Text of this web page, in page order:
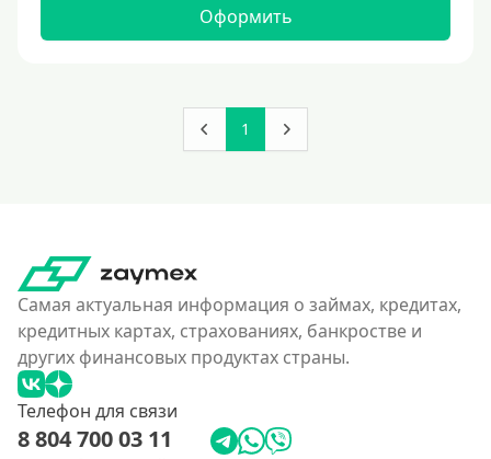
180000 руб
4500000 руб
500000 руб
550000 руб
600 тысяч
650000 руб
700000 руб
Оформить
1
Самая актуальная информация о займах, кредитах,
кредитных картах, страхованиях, банкростве и
других финансовых продуктах страны.
Телефон для связи
8 804 700 03 11